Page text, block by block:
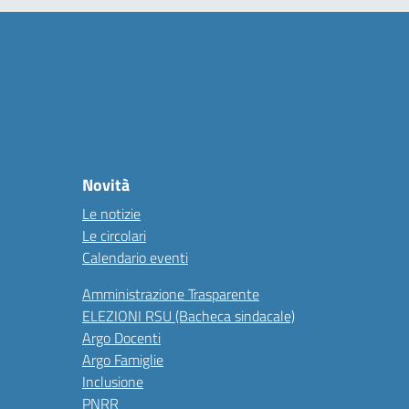
Novità
Le notizie
Le circolari
Calendario eventi
Amministrazione Trasparente
ELEZIONI RSU (Bacheca sindacale)
Argo Docenti
Argo Famiglie
Inclusione
PNRR